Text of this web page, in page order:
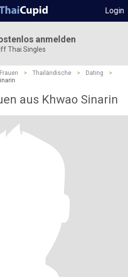
Login
anmelden
Thai Singles
Frauen > Thailändische > Dating
>
aus Khwao Sinarin